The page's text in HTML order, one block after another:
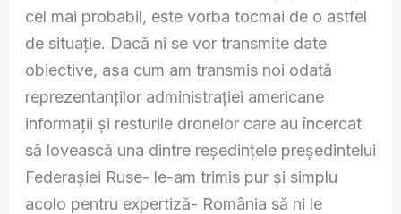
cel mai probabil, este vorba tocmai de o astfel
de situație. Dacă ni se vor transmite date
obiective, așa cum am transmis noi odată
reprezentanților administrației americane
informații și resturile dronelor care au încercat
să lovească una dintre reședințele președintelui
Federașiei Ruse- le-am trimis pur și simplu
acolo pentru expertiză- România să ni le